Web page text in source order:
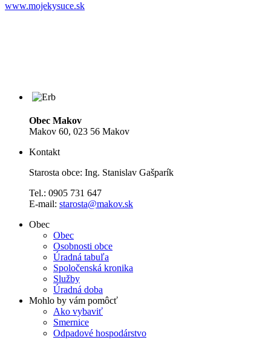
www.mojekysuce.sk
Obec Makov
Makov 60, 023 56 Makov
Kontakt
Starosta obce: Ing. Stanislav Gašparík
Tel.: 0905 731 647
E-mail: starosta@makov.sk
Obec
Obec
Osobnosti obce
Úradná tabuľa
Spoločenská kronika
Služby
Úradná doba
Mohlo by vám pomôcť
Ako vybaviť
Smernice
Odpadové hospodárstvo